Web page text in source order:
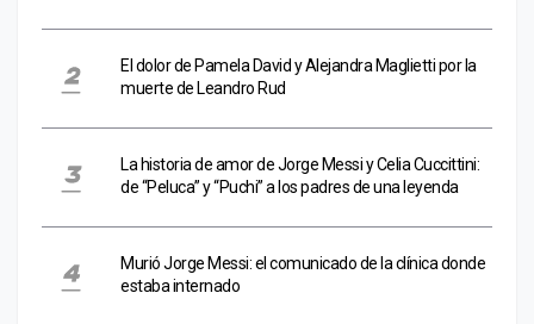
El dolor de Pamela David y Alejandra Maglietti por la
muerte de Leandro Rud
La historia de amor de Jorge Messi y Celia Cuccittini:
de “Peluca” y “Puchi” a los padres de una leyenda
Murió Jorge Messi: el comunicado de la clínica donde
estaba internado